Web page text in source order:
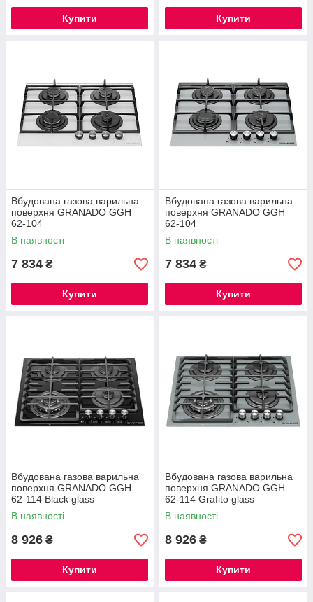
Купити Купити
Вбудована газова варильна
поверхня GRANADO GGH
62-104
В наявності
7 834 ₴
Купити
Вбудована газова варильна
поверхня GRANADO GGH
62-104
В наявності
7 834 ₴
Купити
Вбудована газова варильна
поверхня GRANADO GGH
62-114 Black glass
В наявності
8 926 ₴
Купити
Вбудована газова варильна
поверхня GRANADO GGH
62-114 Grafito glass
В наявності
8 926 ₴
Купити